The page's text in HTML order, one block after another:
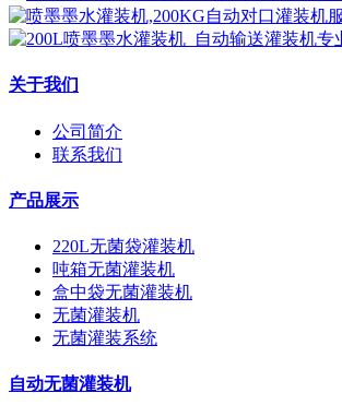
关于我们
公司简介
联系我们
产品展示
220L无菌袋灌装机
吨箱无菌灌装机
盒中袋无菌灌装机
无菌灌装机
无菌灌装系统
自动无菌灌装机